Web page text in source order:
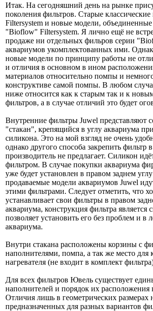
Итак. На сегодняшний день на рынке
поколения фильтров. Старые
Filtersystem и новые модели,
"Bioflow" Filtersystem. Я лично ещё не
продаже ни отдельных фильров серии
аквариумов укомплектованных ими.
новые модели по принципу работы не
и отличия в основном в ином
материалов относительно помпы и
конструктиве самой помпы. В любом
ниже относится как к старым так и к
фильтров, а в случае отличий это будет
Внутренние фильтры Juwel представляют
"стакан", крепящийся в углу аквариума
силикона. Это на мой взгляд не очень
однако другого способа закрепить фильтр
производитель не предлагает. Силикон
фильтром. В случае покупки аквариума
уже будет установлен в правом заднем
продаваемые модели аквариумов Juwel
этими фильтрами. Следует отметить, что
устанавливает свои фильтры в правом
аквариума, конструкция фильтра является
позволяет установить его без проблем и в
аквариума.
Внутри стакана расположены корзины с
наполнителями, помпа, а так же место для
нагревателя (не входит в комплект
Для всех фильтров Ювель существует
наполнителей и порядок их расположения
Отличия лишь в геометрических размерах
предназначенных для разных вариантов